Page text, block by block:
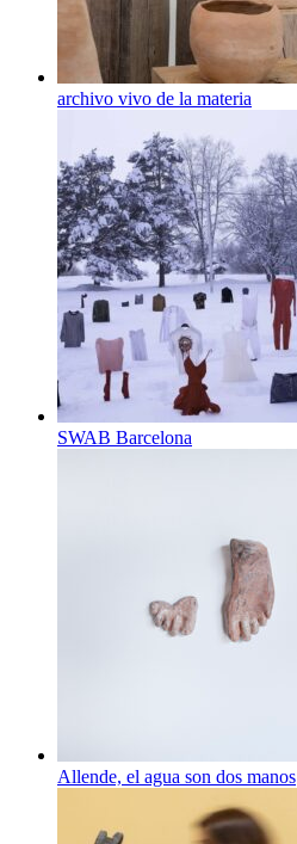
archivo vivo de la materia
SWAB Barcelona
Allende, el agua son dos manos